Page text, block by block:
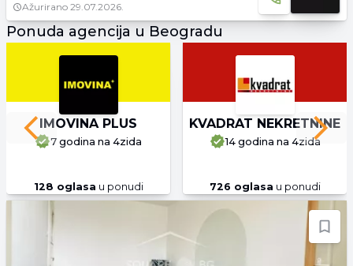
Ažurirano 29.07.2026.
Ponuda agencija u Beogradu
IMOVINA PLUS
7 godina na 4zida
128 oglasa u ponudi
KVADRAT NEKRETNINE
14 godina na 4zida
726 oglasa u ponudi
Previous slide Next